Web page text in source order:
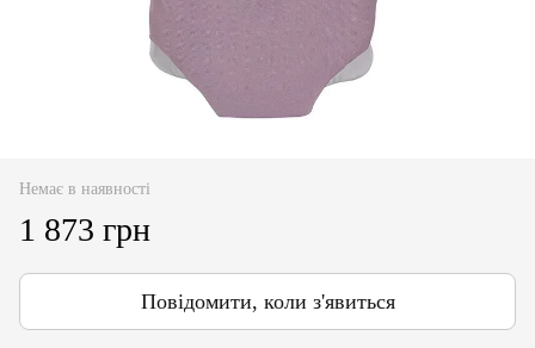
Немає в наявності
1 873 грн
Повідомити, коли з'явиться